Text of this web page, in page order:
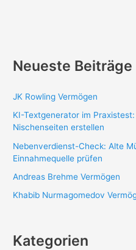
Neueste Beiträge
JK Rowling Vermögen
KI-Textgenerator im
Nischenseiten erstellen
Nebenverdienst-Check: Alte
Einnahmequelle prüfen
Andreas Brehme Vermögen
Khabib Nurmagomedov
Kategorien